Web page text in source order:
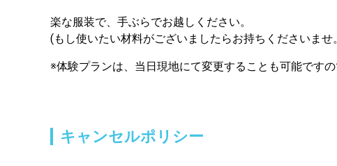
楽な服装で、手ぶらでお越しください。
(もし使いたい材料がございましたらお持ちくださいませ
※体験プランは、当日現地にて変更することも可能です
キャンセルポリシー